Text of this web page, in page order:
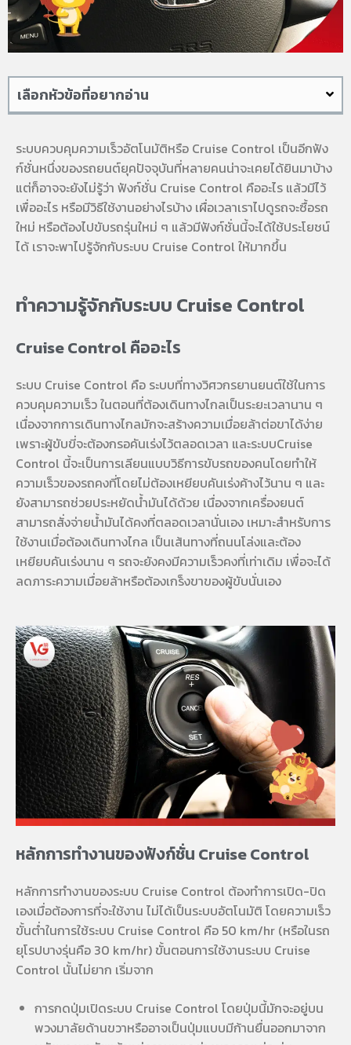
เลือกหัวข้อที่อยากอ่าน
ระบบควบคุมความเร็วอัตโนมัติหรือ Cruise Control เป็นอีกฟัง
ก์ชั่นหนึ่งของรถยนต์ยุคปัจจุบันที่หลายคนน่าจะเคยได้ยินมาบ้าง
แต่ก็อาจจะยังไม่รู้ว่า ฟังก์ชั่น Cruise Control คืออะไร แล้วมีไว้
เพื่ออะไร หรือมีวิธีใช้งานอย่างไรบ้าง เผื่อเวลาเราไปดูรถจะซื้อรถ
ใหม่ หรือต้องไปขับรถรุ่นใหม่ ๆ แล้วมีฟังก์ชั่นนี้จะได้ใช้ประโยชน์
ได้ เราจะพาไปรู้จักกับระบบ Cruise Control ให้มากขึ้น
ทำความรู้จักกับระบบ Cruise Control
Cruise Control คืออะไร
ระบบ Cruise Control คือ ระบบที่ทางวิศวกรยานยนต์ใช้ในการ
ควบคุมความเร็ว ในตอนที่ต้องเดินทางไกลเป็นระยะเวลานาน ๆ
เนื่องจากการเดินทางไกลมักจะสร้างความเมื่อยล้าต่อขาได้ง่าย
เพราะผู้ขับขี่จะต้องกรอคันเร่งไว้ตลอดเวลา และระบบCruise
Control นี้จะเป็นการเลียนแบบวิธีการขับรถของคนโดยทำให้
ความเร็วของรถคงที่โดยไม่ต้องเหยียบคันเร่งค้างไว้นาน ๆ และ
ยังสามารถช่วยประหยัดน้ำมันได้ด้วย เนื่องจากเครื่องยนต์
สามารถสั่งจ่ายน้ำมันได้คงที่ตลอดเวลานั่นเอง เหมาะสำหรับการ
ใช้งานเมื่อต้องเดินทางไกล เป็นเส้นทางที่ถนนโล่งและต้อง
เหยียบคันเร่งนาน ๆ รถจะยังคงมีความเร็วคงที่เท่าเดิม เพื่อจะได้
ลดภาระความเมื่อยล้าหรือต้องเกร็งขาของผู้ขับนั่นเอง
หลักการทำงานของฟังก์ชั่น Cruise Control
หลักการทำงานของระบบ Cruise Control ต้องทำการเปิด-ปิด
เองเมื่อต้องการที่จะใช้งาน ไม่ได้เป็นระบบอัตโนมัติ โดยความเร็ว
ขั้นต่ำในการใช้ระบบ Cruise Control คือ 50 km/hr (หรือในรถ
ยุโรปบางรุ่นคือ 30 km/hr) ขั้นตอนการใช้งานระบบ Cruise
Control นั้นไม่ยาก เริ่มจาก
การกดปุ่มเปิดระบบ Cruise Control โดยปุ่มนี้มักจะอยู่บน
พวงมาลัยด้านขวาหรืออาจเป็นปุ่มแบบมีก้านยื่นออกมาจาก